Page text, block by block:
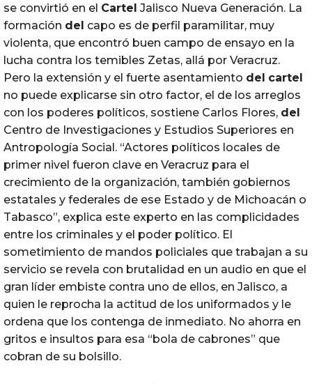
se convirtió en el Cartel Jalisco Nueva Generación. La
formación del capo es de perfil paramilitar, muy
violenta, que encontró buen campo de ensayo en la
lucha contra los temibles Zetas, allá por Veracruz.
Pero la extensión y el fuerte asentamiento del cartel
no puede explicarse sin otro factor, el de los arreglos
con los poderes políticos, sostiene Carlos Flores, del
Centro de Investigaciones y Estudios Superiores en
Antropología Social. “Actores políticos locales de
primer nivel fueron clave en Veracruz para el
crecimiento de la organización, también gobiernos
estatales y federales de ese Estado y de Michoacán o
Tabasco”, explica este experto en las complicidades
entre los criminales y el poder político. El
sometimiento de mandos policiales que trabajan a su
servicio se revela con brutalidad en un audio en que el
gran líder embiste contra uno de ellos, en Jalisco, a
quien le reprocha la actitud de los uniformados y le
ordena que los contenga de inmediato. No ahorra en
gritos e insultos para esa “bola de cabrones” que
cobran de su bolsillo.